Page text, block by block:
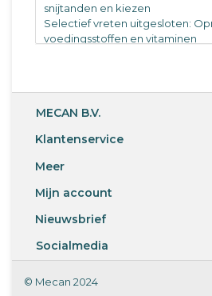
snijtanden en kiezen
Selectief vreten uitgesloten:
voedingsstoffen en vitaminen
MECAN B.V.
Klantenservice
Meer
Mijn account
Nieuwsbrief
Socialmedia